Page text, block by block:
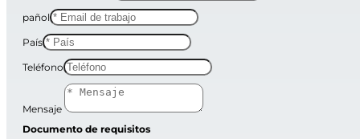
pañol
País
Teléfono
Mensaje
Documento de requisitos